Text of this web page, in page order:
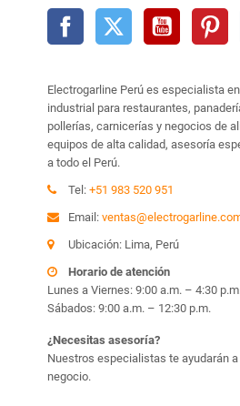
Facebook Twitter YouTube
Electrogarline Perú es especialista
industrial para restaurantes,
pollerías, carnicerías y negocios de
equipos de alta calidad, asesoría
a todo el Perú.
Tel: +51 983 520 951
Email:
Ubicación: Lima, Perú
Horario de atención
Lunes a Viernes: 9:00 a.m. – 4:30 p.m.
Sábados: 9:00 a.m. – 12:30 p.m.
¿Necesitas asesoría?
Nuestros especialistas te ayudarán
negocio.